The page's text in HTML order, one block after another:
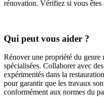
rénovation. Vérifiez si vous êtes
Qui peut vous aider ?
Rénover une propriété du genre
spécialisées. Collaborer avec
expérimentés dans la
pour garantir que les travaux
conformément aux normes du